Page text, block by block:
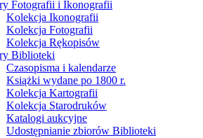
Fotografii i Ikonografii
Kolekcja Ikonografii
Kolekcja Fotografii
Kolekcja Rękopisów
Biblioteki
Czasopisma i kalendarze
Książki wydane po 1800 r.
Kolekcja Kartografii
Kolekcja Starodruków
Katalogi aukcyjne
Udostępnianie zbiorów Biblioteki